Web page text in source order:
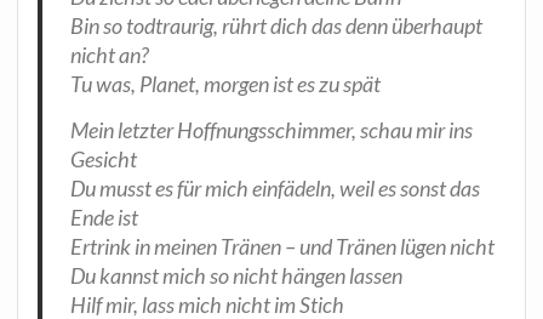
Bin so tod­trau­rig, rührt dich das denn über­haupt
nicht an?
Tu was, Pla­net, mor­gen ist es zu spät
Mein letz­ter Hoff­nungs­schim­mer, schau mir ins
Gesicht
Du musst es für mich ein­fä­deln, weil es sonst das
Ende ist
Ertrink in mei­nen Trä­nen – und Trä­nen lügen nicht
Du kannst mich so nicht hän­gen lassen
Hilf mir, lass mich nicht im Stich